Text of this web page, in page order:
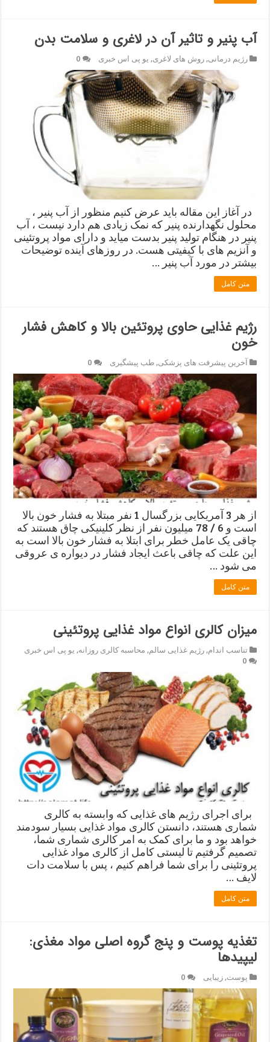
آب پنیر و تاثیر آن در لاغری و سلامت بدن
رژیم درمانی,روش های لاغری, یو پی اس خبری 0
در آغاز این مقاله باید عرض کنیم منظور از آب پنیر ،
محلول نگهدارنده پنیر که نمک زیادی هم دارد نیست ، آب
پنیر در هنگام تولید پنیر بدست میاید و دارای مواد پروتئینی
و آنزیم های با کیفیتی هست. در روزهای آینده توضیحات
بیشتر در مورد آب پنیر …
متن کامل
رژیم غذایی حاوی پروتئین بالا و کاهش فشار
خون
آخرین پیشرفت های پزشکی,طب پیشگیری 0
از هر 3 آمریکایی بزرگسال 1 نفر مبتلا به فشار خون بالا
است و 6 / 78 میلیون نفر از نظر کلینیکی چاق هستند که
چاقی یک عامل خطر برای ابتلا به فشار خون بالا است به
این علت که چاقی باعث ایجاد فشار در دیواره ی عروقی
می شود …
متن کامل
میزان کالری انواع مواد غذایی پروتئینی
تناسب اندام,رژیم غذایی سالم, محاسبه کالری روزانه, یو پی اس خبری
0
برای اجرای رژیم های غذایی که وابسته به کالری
شماری هستند، دانستن کالری مواد غذایی بسیار سودمند
خواهد بود و ما برای کمک به امر کالری شماری شما،
تصمیم گرفتیم تا لیستی کامل از کالری مواد غذایی
پروتئینی را برای شما فراهم کنیم ، پس با سلامت دات
لایف …
متن کامل
تغذیه پوست و پنج گروه اصلی مواد مغذی:
لیپیدها
پوست,زیبایی 0